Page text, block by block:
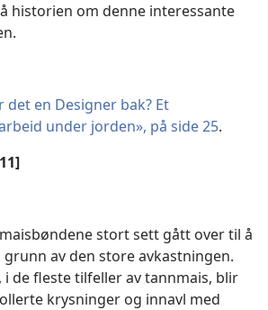
historien om denne interessante
det en Designer bak? Et
under jorden», på side 25.
stort sett gått over til å
av den store avkastningen.
de fleste tilfeller av tannmais, blir
krysninger og innavl med